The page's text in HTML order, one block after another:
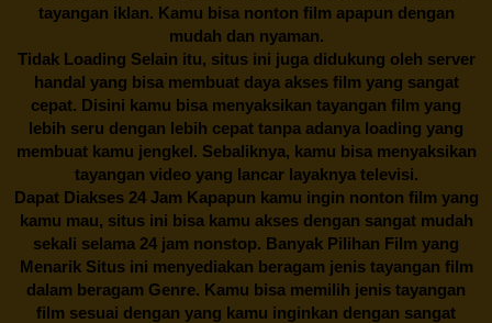
tayangan iklan. Kamu bisa nonton film apapun dengan
mudah dan nyaman.
Tidak Loading Selain itu, situs ini juga didukung oleh server
handal yang bisa membuat daya akses film yang sangat
cepat. Disini kamu bisa menyaksikan tayangan film yang
lebih seru dengan lebih cepat tanpa adanya loading yang
membuat kamu jengkel. Sebaliknya, kamu bisa menyaksikan
tayangan video yang lancar layaknya televisi.
Dapat Diakses 24 Jam Kapapun kamu ingin nonton film yang
kamu mau, situs ini bisa kamu akses dengan sangat mudah
sekali selama 24 jam nonstop. Banyak Pilihan Film yang
Menarik Situs ini menyediakan beragam jenis tayangan film
dalam beragam Genre. Kamu bisa memilih jenis tayangan
film sesuai dengan yang kamu inginkan dengan sangat